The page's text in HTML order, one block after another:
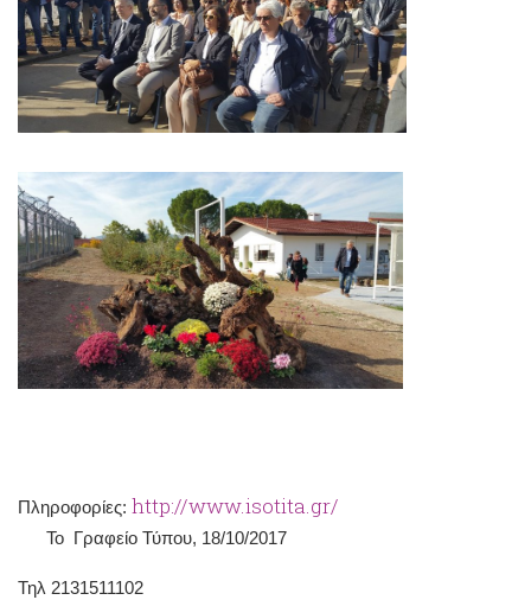
Πληροφορίες: http://www.isotita.gr/
Το Γραφείο Τύπου, 18/10/2017
Τηλ 2131511102